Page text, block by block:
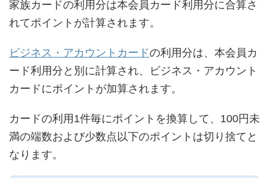
家族カードの利用分は本会員カード利用分に合算さ
れてポイントが計算されます。
ビジネス・アカウントカードの利用分は、本会員カ
ード利用分と別に計算され、ビジネス・アカウント
カードにポイントが加算されます。
カードの利用1件毎にポイントを換算して、100円未
満の端数および少数点以下のポイントは切り捨てと
なります。